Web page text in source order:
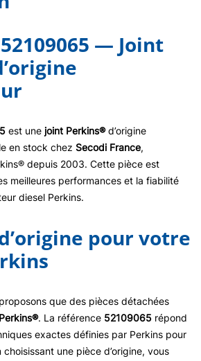
— Joint
est une joint Perkins®d’origine
en stock chez Secodi France,
depuis 2003. Cette pièce est
meilleures performances et la fiabilité
diesel Perkins.
pour votre
que des pièces détachées
. La référence 52109065 répond
exactes définies par Perkins pour
une pièce d’origine, vous